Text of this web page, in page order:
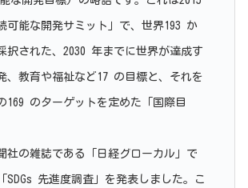
可能な開発サミット」で、世界193 か
択された、2030 年までに世界が達成す
、教育や福祉など17 の目標と、それを
169 のターゲットを定めた「国際目
の雑誌である「日経グローカル」で
SDGs 先進度調査」を発表しました。こ